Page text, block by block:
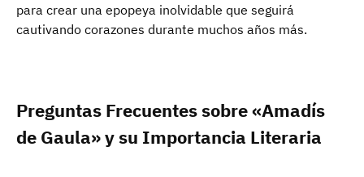
para crear una epopeya inolvidable que seguirá
cautivando corazones durante muchos años más.
Preguntas Frecuentes sobre «Amadís
de Gaula» y su Importancia Literaria